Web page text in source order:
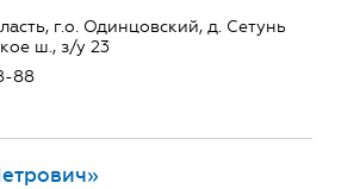
г.о. Одинцовский, д. Сетунь
ш., з/у 23
88